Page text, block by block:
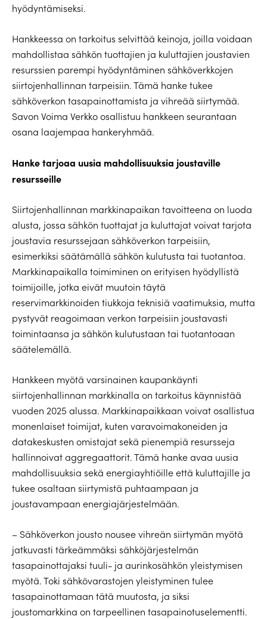
hyödyntämiseksi.
Hankkeessa on tarkoitus selvittää keinoja, joilla voidaan
mahdollistaa sähkön tuottajien ja kuluttajien joustavien
resurssien parempi hyödyntäminen sähköverkkojen
siirtojenhallinnan tarpeisiin. Tämä hanke tukee
sähköverkon tasapainottamista ja vihreää siirtymää.
Savon Voima Verkko osallistuu hankkeen seurantaan
osana laajempaa hankeryhmää.
Hanke tarjoaa uusia mahdollisuuksia joustaville
resursseille
Siirtojenhallinnan markkinapaikan tavoitteena on luoda
alusta, jossa sähkön tuottajat ja kuluttajat voivat tarjota
joustavia resurssejaan sähköverkon tarpeisiin,
esimerkiksi säätämällä sähkön kulutusta tai tuotantoa.
Markkinapaikalla toimiminen on erityisen hyödyllistä
toimijoille, jotka eivät muutoin täytä
reservimarkkinoiden tiukkoja teknisiä vaatimuksia, mutta
pystyvät reagoimaan verkon tarpeisiin joustavasti
toimintaansa ja sähkön kulutustaan tai tuotantoaan
säätelemällä.
Hankkeen myötä varsinainen kaupankäynti
siirtojenhallinnan markkinalla on tarkoitus käynnistää
vuoden 2025 alussa. Markkinapaikkaan voivat osallistua
monenlaiset toimijat, kuten varavoimakoneiden ja
datakeskusten omistajat sekä pienempiä resursseja
hallinnoivat aggregaattorit. Tämä hanke avaa uusia
mahdollisuuksia sekä energiayhtiöille että kuluttajille ja
tukee osaltaan siirtymistä puhtaampaan ja
joustavampaan energiajärjestelmään.
– Sähköverkon jousto nousee vihreän siirtymän myötä
jatkuvasti tärkeämmäksi sähköjärjestelmän
tasapainottajaksi tuuli- ja aurinkosähkön yleistymisen
myötä. Toki sähkövarastojen yleistyminen tulee
tasapainottamaan tätä muutosta, ja siksi
joustomarkkina on tarpeellinen tasapainotuselementti.